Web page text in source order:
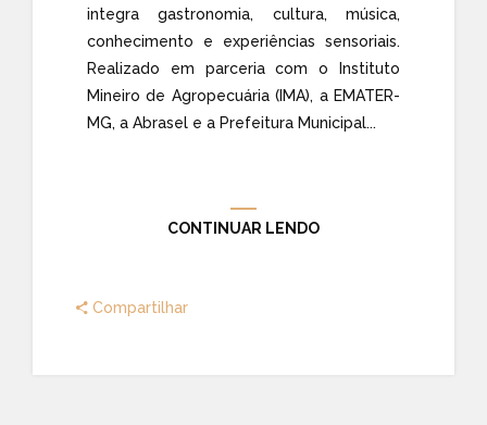
integra gastronomia, cultura, música,
conhecimento e experiências sensoriais.
Realizado em parceria com o Instituto
Mineiro de Agropecuária (IMA), a EMATER-
MG, a Abrasel e a Prefeitura Municipal...
CONTINUAR LENDO
Compartilhar